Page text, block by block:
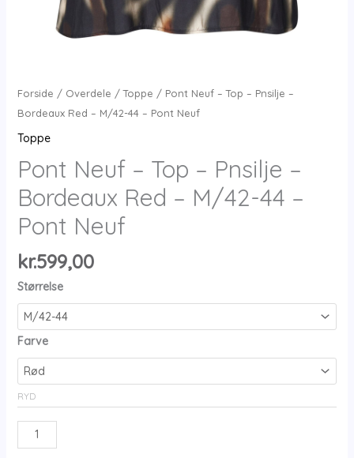
Forside / Overdele /Toppe / Pont Neuf – Top – Pnsilje –
Bordeaux Red – M/42-44 – Pont Neuf
Toppe
Pont Neuf – Top – Pnsilje –
Bordeaux Red – M/42-44 –
Pont Neuf
kr.599,00
Størrelse
Farve
RYD
Pont
Neuf